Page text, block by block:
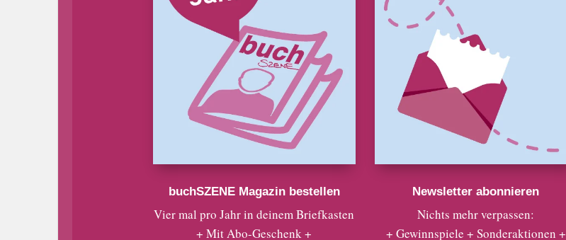
buchSZENE Magazin bestellen
Vier mal pro Jahr in deinem Briefkasten
+ Mit Abo-Geschenk +
Newsletter abonnieren
Nichts mehr verpassen:
+ Gewinnspiele + Sonderaktionen +